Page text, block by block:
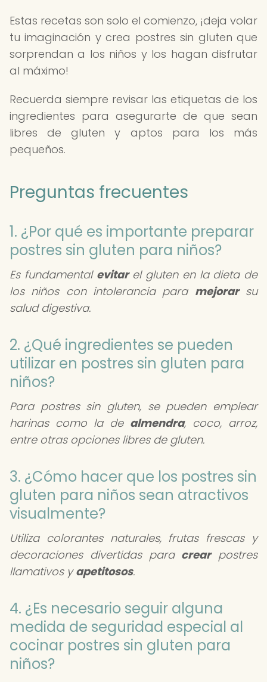
Estas recetas son solo el comienzo, ¡deja volar
tu imaginación y crea postres sin gluten que
sorprendan a los niños y los hagan disfrutar
al máximo!
Recuerda siempre revisar las etiquetas de los
ingredientes para asegurarte de que sean
libres de gluten y aptos para los más
pequeños.
Preguntas frecuentes
1. ¿Por qué es importante preparar
postres sin gluten para niños?
Es fundamental evitarel gluten en la dieta de
los niños con intolerancia para mejorarsu
salud digestiva.
2. ¿Qué ingredientes se pueden
utilizar en postres sin gluten para
niños?
Para postres sin gluten, se pueden emplear
harinas como la de almendra, coco, arroz,
entre otras opciones libres de gluten.
3. ¿Cómo hacer que los postres sin
gluten para niños sean atractivos
visualmente?
Utiliza colorantes naturales, frutas frescas y
decoraciones divertidas para crearpostres
llamativos yapetitosos.
4. ¿Es necesario seguir alguna
medida de seguridad especial al
cocinar postres sin gluten para
niños?